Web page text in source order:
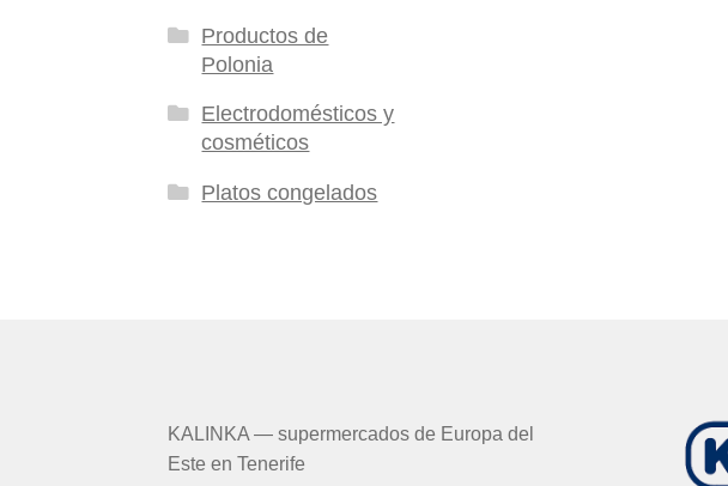
Productos de
Polonia
Electrodomésticos y
cosméticos
Platos congelados
KALINKA — supermercados de Europa del
Este en Tenerife